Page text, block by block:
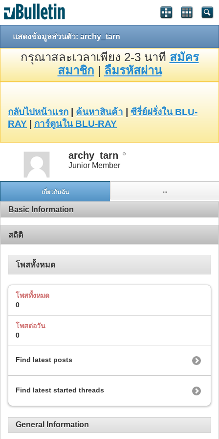
แสดงข้อมูลส่วนตัว: archy_tarn
กรุณาสละเวลาเพียง 2-3 นาที สมัคร
สมาชิก | ลืมรหัสผ่าน
กลับไปหน้าแรก ค้นหาสินค้า
ซีรี่ย์ฝรั่งใน BLU-
RAY
การ์ตูนใน BLU-RAY
archy_tarn
Junior Member
เกี่ยวกับฉัน ...
Basic Information
สถิติ
โพสทั้งหมด
โพสทั้งหมด
0
โพสต่อวัน
0
Find latest posts
Find latest started threads
General Information